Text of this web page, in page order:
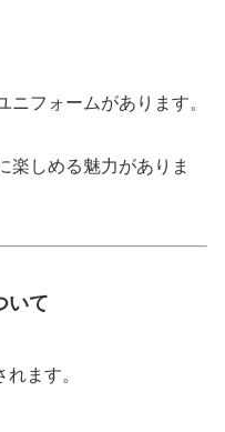
フォームがあります。
楽しめる魅力がありま
いて
ます。